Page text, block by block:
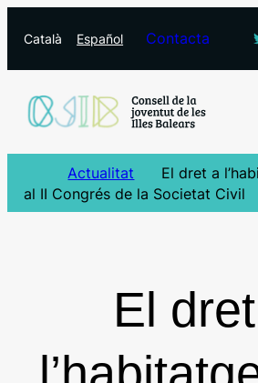
contingut
Català Español Contacta
Actualitat
El dret a
al II Congrés de la Societat Civil
El